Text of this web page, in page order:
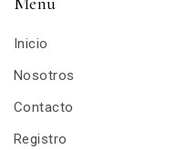
Inicio
Nosotros
Contacto
Registro